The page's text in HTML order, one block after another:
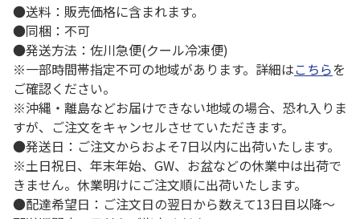
●送料：販売価格に含まれます。
●同梱：不可
●発送方法：佐川急便(クール冷凍便)
※一部時間帯指定不可の地域があります。詳細はこちらを
ご確認ください。
※沖縄・離島などお届けできない地域の場合、恐れ入りま
すが、ご注文をキャンセルさせていただきます。
●発送日：ご注文からおよそ7日以内に出荷いたします。
※土日祝日、年末年始、GW、お盆などの休業中は出荷で
きません。休業明けにご注文順に出荷いたします。
●配達希望日：ご注文日の翌日から数えて13日目以降～